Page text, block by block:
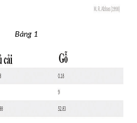
Bảng 1